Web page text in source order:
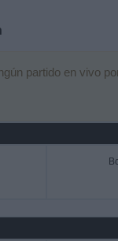
partido en vivo